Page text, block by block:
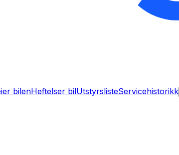
bilenHeftelser bilUtstyrslisteServicehistorikk